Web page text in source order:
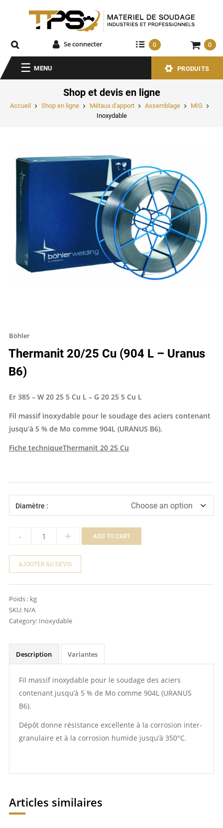
Se connecter 0 0
MENU PRODUITS
Shop et devis en ligne
Accueil Shop en ligne Métaux d'apport Assemblage
MIG
Inoxydable
Böhler
Thermanit 20/25 Cu (904 L – Uranus
B6)
Er 385 – W 20 25 5 Cu L – G 20 25 5 Cu L
Fil massif inoxydable pour le soudage des aciers contenant
jusqu’à 5 % de Mo comme 904L (URANUS B6).
Fiche techniqueThermanit 20 25 Cu
Diamètre :
- + ADD TO CART
AJOUTER AU DEVIS
Poids : kg
SKU: N/A
Category: Inoxydable
Description Variantes
Fil massif inoxydable pour le soudage des aciers
contenant jusqu’à 5 % de Mo comme 904L (URANUS
B6).
Dépôt donne résistance excellente à la corrosion inter-
granulaire et à la corrosion humide jusqu’à 350°C.
Articles similaires